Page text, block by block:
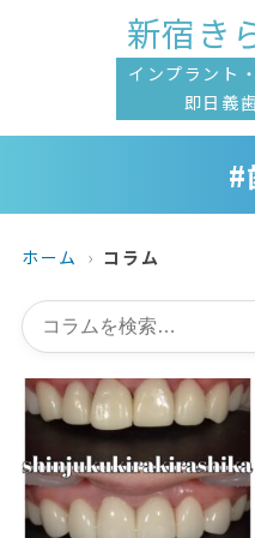
新宿き
インプラント
即日義
#
ホーム コラム